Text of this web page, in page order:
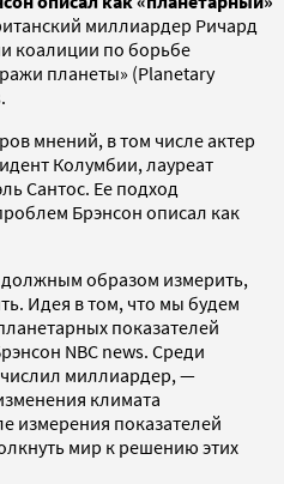
миллиардер Ричард
коалиции по борьбе
планеты» (Planetary
мнений, в том числе актер
Колумбии, лауреат
Сантос. Ее подход
Брэнсон описал как
должным образом измерить,
Идея в том, что мы будем
показателей
NBC news. Среди
миллиардер, —
климата
измерения показателей
мир к решению этих